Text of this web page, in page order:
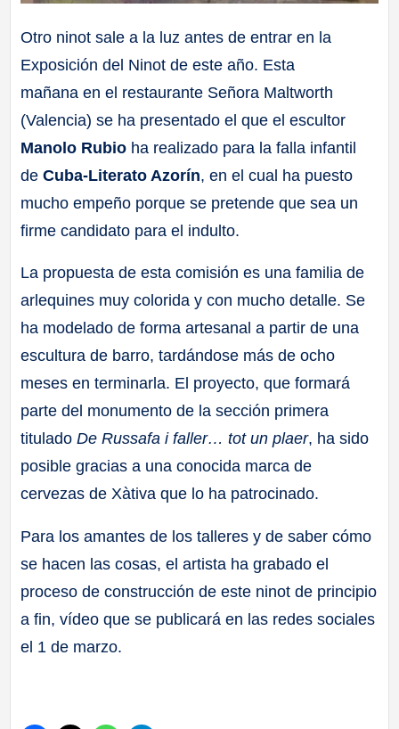
Otro ninot sale a la luz antes de entrar en la
Exposición del Ninot de este año. Esta
mañana en el restaurante Señora Maltworth
(Valencia) se ha presentado el que el escultor
Manolo Rubio ha realizado para la falla infantil
deCuba-Literato Azorín, en el cual ha puesto
mucho empeño porque se pretende que sea un
firme candidato para el indulto.
La propuesta de esta comisión es una familia de
arlequines muy colorida y con mucho detalle. Se
ha modelado de forma artesanal a partir de una
escultura de barro, tardándose más de ocho
meses en terminarla. El proyecto, que formará
parte del monumento de la sección primera
tituladoDe Russafa i faller… tot un plaer, ha sido
posible gracias a una conocida marca de
cervezas de Xàtiva que lo ha patrocinado.
Para los amantes de los talleres y de saber cómo
se hacen las cosas, el artista ha grabado el
proceso de construcción de este ninot de principio
a fin, vídeo que se publicará en las redes sociales
el 1 de marzo.